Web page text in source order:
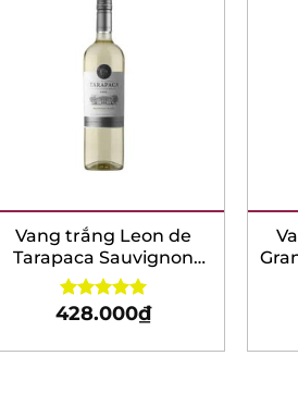
Vang trắng Leon de
Tarapaca Sauvignon
Blanc
Rated5.00
428.000₫